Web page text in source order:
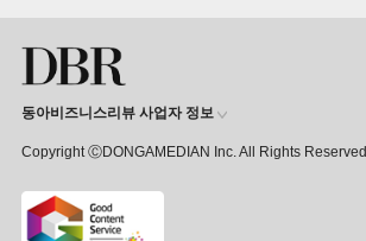
15,000여 건의 DBR 콘텐츠를
동아비즈니스리뷰 사업자 정보
Copyright ⒸDONGAMEDIAN Inc. All Rights Reserved